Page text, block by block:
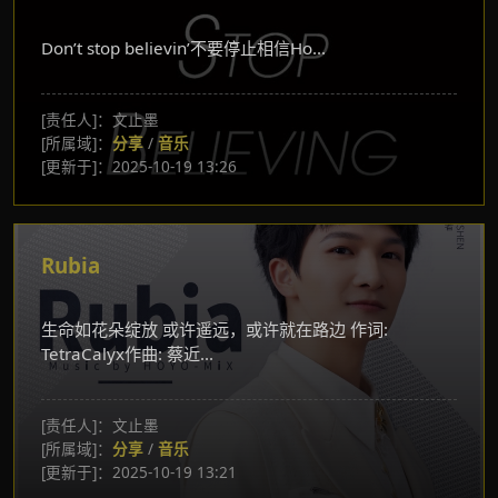
Don’t stop believin’不要停止相信Ho...
[责任人]：文止墨
[所属域]：分享/音乐
[更新于]：2025-10-19 13:26
Rubia
生命如花朵绽放 或许遥远，或许就在路边 作词:
TetraCalyx作曲: 蔡近...
[责任人]：文止墨
[所属域]： 分享 / 音乐
[更新于]：2025-10-19 13:21